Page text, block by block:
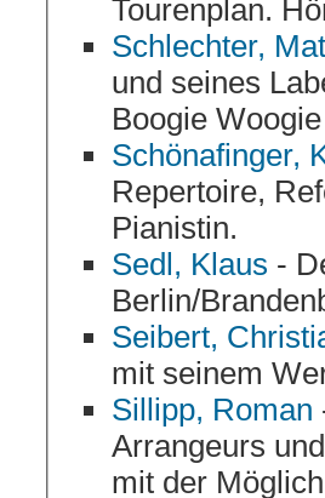
Schlechter,
und seines Labels PhonoStyle Records,
Boogie
Schönafinger,
Repertoire,
Pianistin.
Sedl, Klaus -
Berlin/
Seibert,
mit seinem
Sillipp, Roman
Arrangeurs und Pianisten zeigt Infos zu seinen